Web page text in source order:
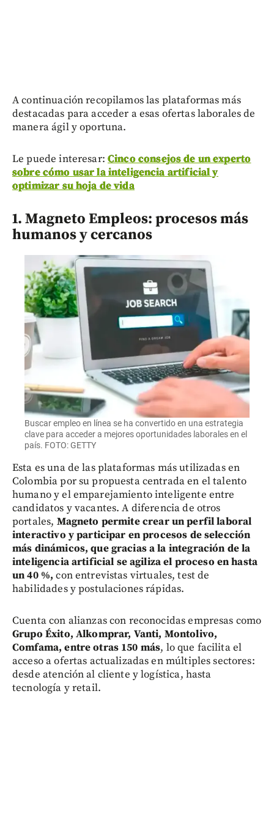
A continuación recopilamos las plataformas más
destacadas para acceder a esas ofertas laborales de
manera ágil y oportuna.
Le puede interesar: Cinco consejos de un experto
sobre cómo usar la inteligencia artificial y
optimizar su hoja de vida
1. Magneto Empleos: procesos más
humanos y cercanos
Buscar empleo en línea se ha convertido en una estrategia
clave para acceder a mejores oportunidades laborales en el
país. FOTO: GETTY
Esta es una de las plataformas más utilizadas en
Colombia por su propuesta centrada en el talento
humano y el emparejamiento inteligente entre
candidatos y vacantes. A diferencia de otros
portales, Magneto permite crear un perfil laboral
interactivo y participar en procesos de selección
más dinámicos, que gracias a la integración de la
inteligencia artificial se agiliza el proceso en hasta
un 40 %, con entrevistas virtuales, test de
habilidades y postulaciones rápidas.
Cuenta con alianzas con reconocidas empresas como
Grupo Éxito, Alkomprar, Vanti, Montolivo,
Comfama, entre otras 150 más, lo que facilita el
acceso a ofertas actualizadas en múltiples sectores:
desde atención al cliente y logística, hasta
tecnología y retail.